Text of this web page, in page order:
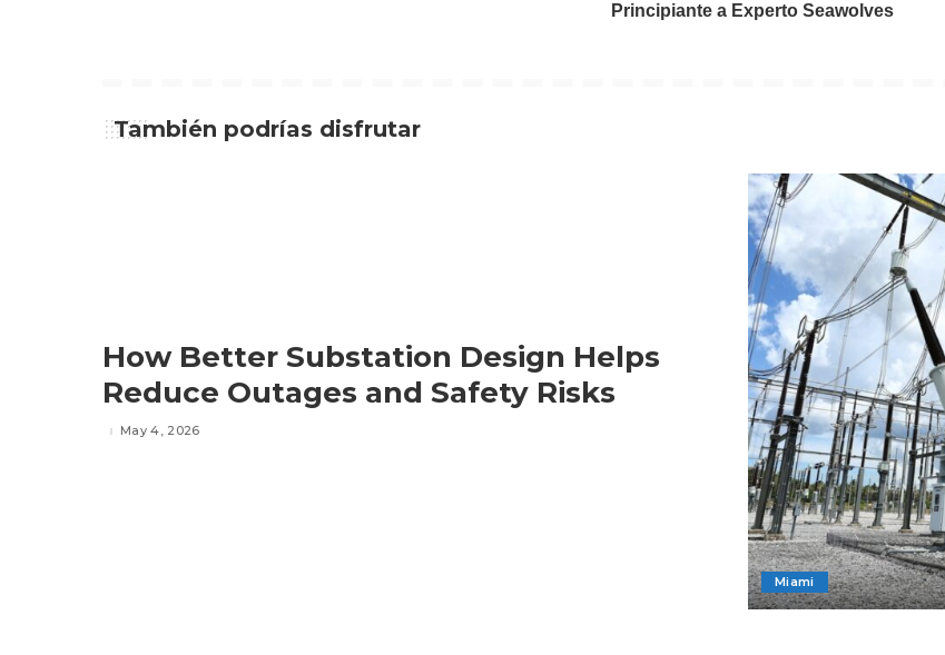
Principiante a Experto Seawolves
También podrías disfrutar
Miami
How Better Substation Design Helps
Reduce Outages and Safety Risks
May 4, 2026